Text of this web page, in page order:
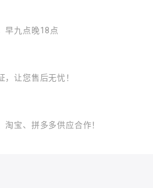
早九点晚18点
，让您售后无忧！
淘宝、拼多多供应合作！